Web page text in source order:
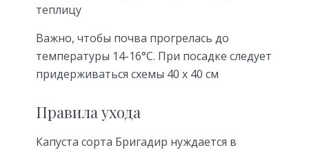
теплицу
Важно, чтобы почва прогрелась до
температуры 14-16°С. При посадке следует
придерживаться схемы 40 х 40 см
Правила ухода
Капуста сорта Бригадир нуждается в